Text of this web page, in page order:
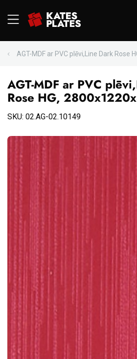
AGT-MDF ar PVC plēvi,Line Dark Rose
AGT-MDF ar PVC
Rose HG,
SKU: 02.AG-02.10149